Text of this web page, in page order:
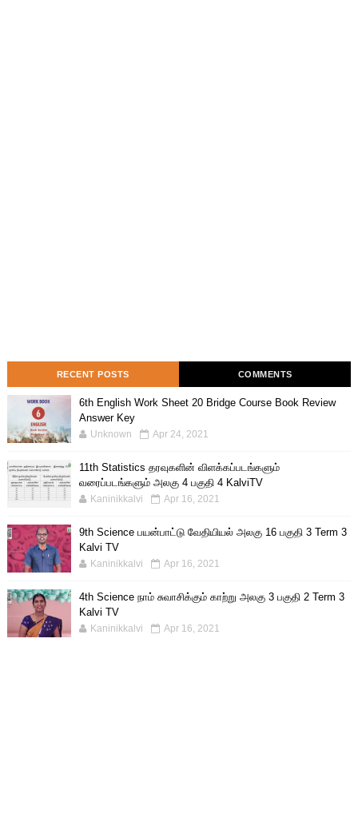
RECENT POSTS COMMENTS
6th English Work Sheet 20 Bridge Course Book Review
Answer Key
Unknown Apr 24, 2021
11th Statistics தரவுகளின் விளக்கப்படங்களும்
வரைப்படங்களும் அலகு 4 பகுதி 4 KalviTV
Kaninikkalvi Apr 16, 2021
9th Science பயன்பாட்டு வேதியியல் அலகு 16 பகுதி 3 Term 3
Kalvi TV
Kaninikkalvi Apr 16, 2021
4th Science நாம் சுவாசிக்கும் காற்று அலகு 3 பகுதி 2 Term 3
Kalvi TV
Kaninikkalvi Apr 16, 2021